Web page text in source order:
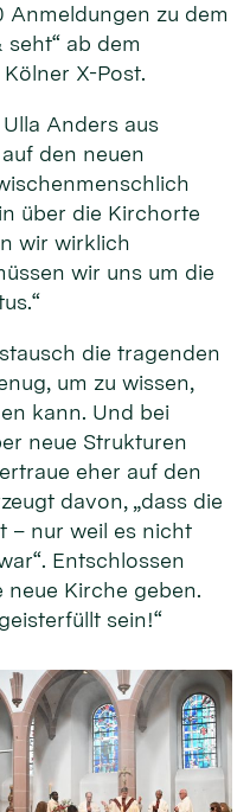
Anmeldungen zu dem
seht“ ab dem
X-Post.
Anders aus
den neuen
über die Kirchorte
wir wirklich
wir uns um die
die tragenden
um zu wissen,
kann. Und bei
neue Strukturen
eher auf den
davon, „dass die
– nur weil es nicht
Entschlossen
neue Kirche geben.
sein!“